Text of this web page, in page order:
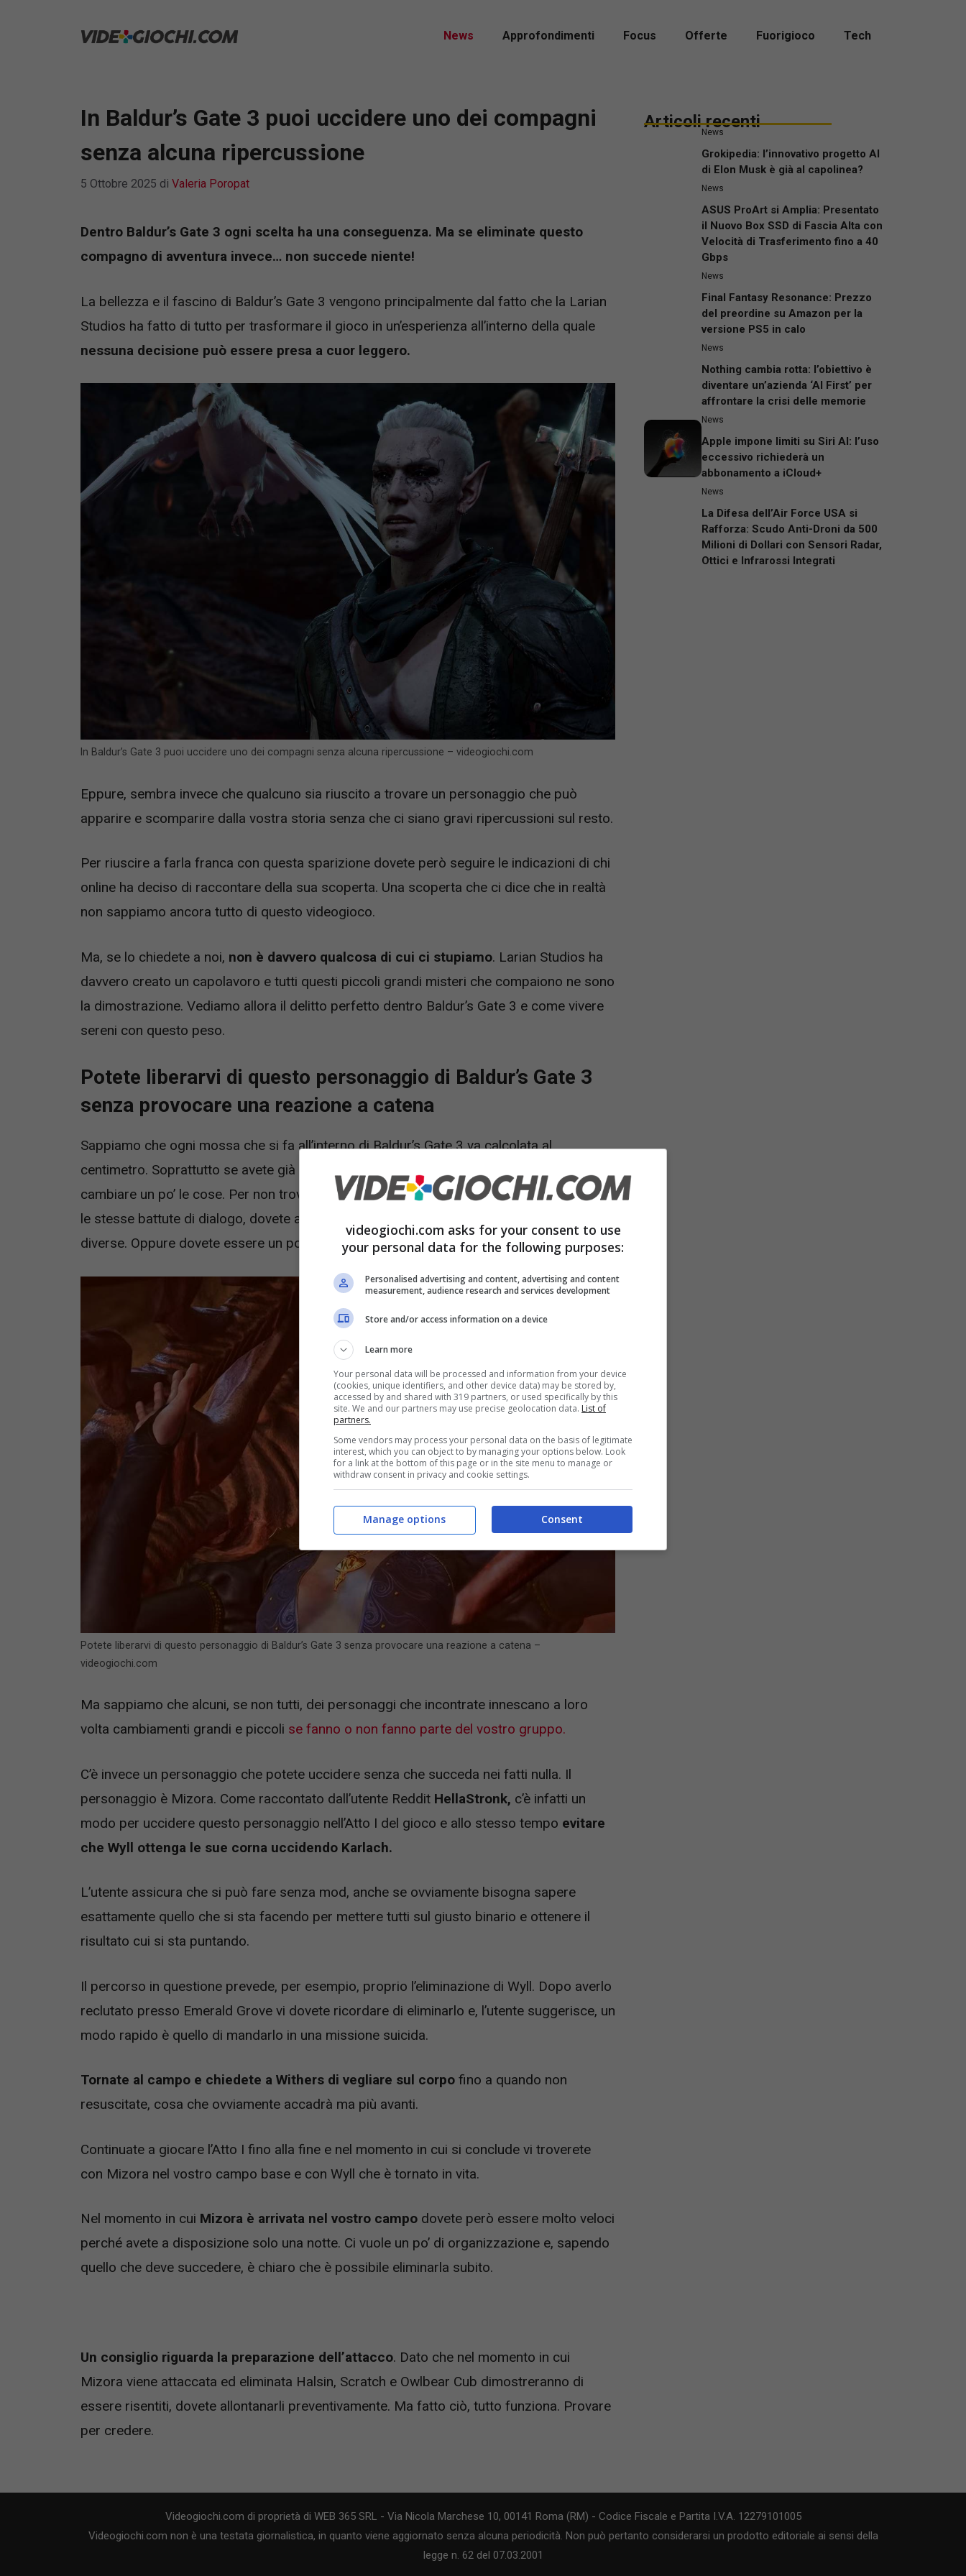
News Approfondimenti Focus Offerte Fuorigioco Tech
In Baldur’s Gate 3 puoi uccidere uno dei compagni
senza alcuna ripercussione
5 Ottobre 2025 di Valeria Poropat
Dentro Baldur’s Gate 3 ogni scelta ha una conseguenza. Ma se eliminate questo
compagno di avventura invece… non succede niente!
La bellezza e il fascino di Baldur’s Gate 3 vengono principalmente dal fatto che la Larian
Studios ha fatto di tutto per trasformare il gioco in un’esperienza all’interno della quale
nessuna decisione può essere presa a cuor leggero.
In Baldur’s Gate 3 puoi uccidere uno dei compagni senza alcuna ripercussione – videogiochi.com
Eppure, sembra invece che qualcuno sia riuscito a trovare un personaggio che può
apparire e scomparire dalla vostra storia senza che ci siano gravi ripercussioni sul resto.
Per riuscire a farla franca con questa sparizione dovete però seguire le indicazioni di chi
online ha deciso di raccontare della sua scoperta. Una scoperta che ci dice che in realtà
non sappiamo ancora tutto di questo videogioco.
Ma, se lo chiedete a noi, non è davvero qualcosa di cui ci stupiamo. Larian Studios ha
davvero creato un capolavoro e tutti questi piccoli grandi misteri che compaiono ne sono
la dimostrazione. Vediamo allora il delitto perfetto dentro Baldur’s Gate 3 e come vivere
sereni con questo peso.
Potete liberarvi di questo personaggio di Baldur’s Gate 3
senza provocare una reazione a catena
Sappiamo che ogni mossa che si fa all’interno di Baldur’s Gate 3 va calcolata al
centimetro. Soprattutto se avete già fatto una prima run e state cercando invece di
cambiare un po’ le cose. Per non trovarvi con lo stesso finale e per non trovarvi a leggere
le stesse battute di dialogo, dovete affrontare gli stessi problemi ma con soluzioni
diverse. Oppure dovete essere un po’ più radicali.
Potete liberarvi di questo personaggio di Baldur’s Gate 3 senza provocare una reazione a catena –
videogiochi.com
Ma sappiamo che alcuni, se non tutti, dei personaggi che incontrate innescano a loro
volta cambiamenti grandi e piccoli se fanno o non fanno parte del vostro gruppo.
C’è invece un personaggio che potete uccidere senza che succeda nei fatti nulla. Il
personaggio è Mizora. Come raccontato dall’utente Reddit HellaStronk, c’è infatti un
modo per uccidere questo personaggio nell’Atto I del gioco e allo stesso tempo evitare
che Wyll ottenga le sue corna uccidendo Karlach.
L’utente assicura che si può fare senza mod, anche se ovviamente bisogna sapere
esattamente quello che si sta facendo per mettere tutti sul giusto binario e ottenere il
risultato cui si sta puntando.
Il percorso in questione prevede, per esempio, proprio l’eliminazione di Wyll. Dopo averlo
reclutato presso Emerald Grove vi dovete ricordare di eliminarlo e, l’utente suggerisce, un
modo rapido è quello di mandarlo in una missione suicida.
Tornate al campo e chiedete a Withers di vegliare sul corpo fino a quando non
resuscitate, cosa che ovviamente accadrà ma più avanti.
Continuate a giocare l’Atto I fino alla fine e nel momento in cui si conclude vi troverete
con Mizora nel vostro campo base e con Wyll che è tornato in vita.
Nel momento in cui Mizora è arrivata nel vostro campo dovete però essere molto veloci
perché avete a disposizione solo una notte. Ci vuole un po’ di organizzazione e, sapendo
quello che deve succedere, è chiaro che è possibile eliminarla subito.
Un consiglio riguarda la preparazione dell’attacco. Dato che nel momento in cui
Mizora viene attaccata ed eliminata Halsin, Scratch e Owlbear Cub dimostreranno di
essere risentiti, dovete allontanarli preventivamente. Ma fatto ciò, tutto funziona. Provare
per credere.
Articoli recenti
News
Grokipedia: l’innovativo progetto AI
di Elon Musk è già al capolinea?
News
ASUS ProArt si Amplia: Presentato
il Nuovo Box SSD di Fascia Alta con
Velocità di Trasferimento fino a 40
Gbps
News
Final Fantasy Resonance: Prezzo
del preordine su Amazon per la
versione PS5 in calo
News
Nothing cambia rotta: l’obiettivo è
diventare un’azienda ‘AI First’ per
affrontare la crisi delle memorie
News
Apple impone limiti su Siri AI: l’uso
eccessivo richiederà un
abbonamento a iCloud+
News
La Difesa dell’Air Force USA si
Rafforza: Scudo Anti-Droni da 500
Milioni di Dollari con Sensori Radar,
Ottici e Infrarossi Integrati
Videogiochi.com di proprietà di WEB 365 SRL - Via Nicola Marchese 10, 00141 Roma (RM) - Codice Fiscale e Partita I.V.A. 12279101005
Videogiochi.com non è una testata giornalistica, in quanto viene aggiornato senza alcuna periodicità. Non può pertanto considerarsi un prodotto editoriale ai sensi della
legge n. 62 del 07.03.2001
videogiochi.com asks for your consent to use
your personal data for the following purposes:
Personalised advertising and content, advertising and content
measurement, audience research and services development
Store and/or access information on a device
Learn more
Your personal data will be processed and information from your device
(cookies, unique identifiers, and other device data) may be stored by,
accessed by and shared with 319 partners, or used specifically by this
site. We and our partners may use precise geolocation data. List of
partners.
Some vendors may process your personal data on the basis of legitimate
interest, which you can object to by managing your options below. Look
for a link at the bottom of this page or in the site menu to manage or
withdraw consent in privacy and cookie settings.
Consent
Manage options